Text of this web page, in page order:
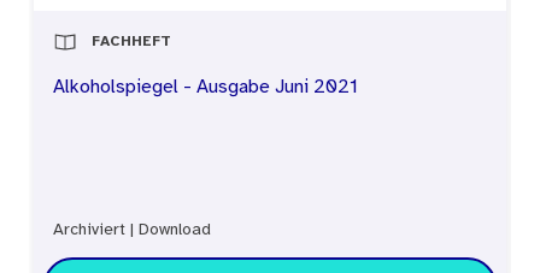
FACHHEFT
Alkoholspiegel - Ausgabe Juni 2021
Archiviert Download